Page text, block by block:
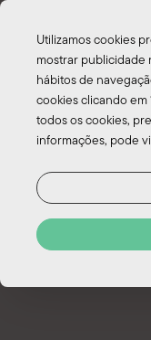
Utilizamos cookies
mostrar publicidade
hábitos de
cookies clicando em
todos os cookies,
informações, pode